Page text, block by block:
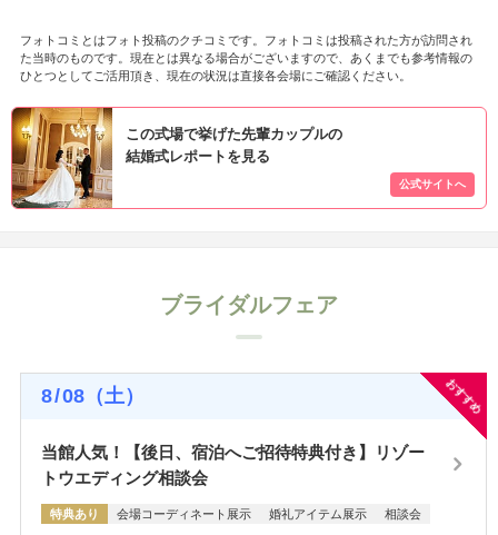
フォトコミとはフォト投稿のクチコミです。フォトコミは投稿された方が訪問され
た当時のものです。現在とは異なる場合がございますので、あくまでも参考情報の
ひとつとしてご活用頂き、現在の状況は直接各会場にご確認ください。
この式場で挙げた先輩カップルの
結婚式レポートを見る
ブライダルフェア
おすすめ
8/08 （土）
当館人気！【後日、宿泊へご招待特典付き】リゾー
トウエディング相談会
特典あり 会場コーディネート展示 婚礼アイテム展示 相談会